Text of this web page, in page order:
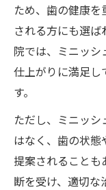
ため、歯の健康
される方にも選
院では、ミニッ
仕上がりに満足し
す。
ただし、ミニッ
はなく、歯の状
提案されること
断を受け、適切な